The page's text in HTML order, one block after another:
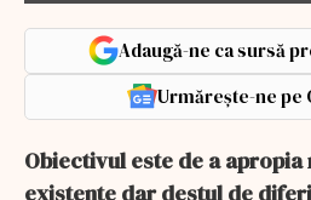
Adaugă-ne ca sursă
Urmărește-ne pe
Obiectivul este de a
existente dar destul de